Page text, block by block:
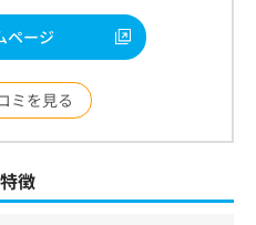
ページ
ミを見る
徴